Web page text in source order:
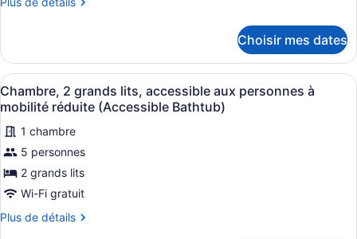
chambre :
2
grands
lits,
accessible
aux
personnes
malentendantes
(Roll-
in
Shower)
Chambre,
grands
lits,
accessible
aux
personnes
malentendantes
(Roll-
in
Shower)
Choisir mes dates
Afficher
toutes
les
photos
pour
ce
type
de
chambre :
Une chambre d’hôtel avec deux
7
Chambre, 2 grands lits, accessible aux personnes à
mobilité réduite (Accessible Bathtub)
1 chambre
5 personnes
2 grands lits
Wi-Fi gratuit
Plus de détails
Plus